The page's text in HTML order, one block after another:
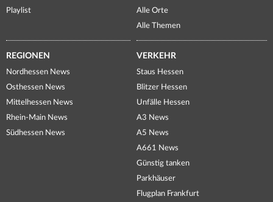
Playlist
Alle Orte
Alle Themen
REGIONEN
Nordhessen News
Osthessen News
Mittelhessen News
Rhein-Main News
Südhessen News
VERKEHR
Staus Hessen
Blitzer Hessen
Unfälle Hessen
A3 News
A5 News
A661 News
Günstig tanken
Parkhäuser
Flugplan Frankfurt